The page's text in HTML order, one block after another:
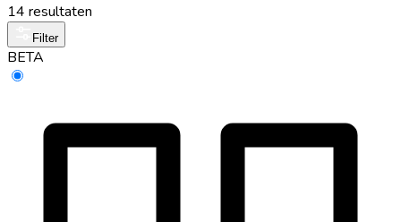
14 resultaten
Filter
BETA